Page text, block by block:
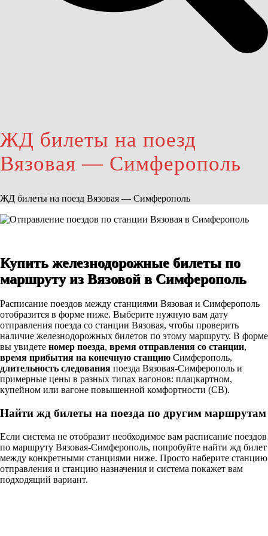
ЖД билеты на поезд
Вязовая — Симферополь
ЖД билеты на поезд Вязовая — Симферополь
Купить железнодорожные билеты по
маршруту из Вязовой в Симферополь
Расписание поездов между станциями Вязовая и Симферополь
отобразится в форме ниже. Выберите нужную вам дату
отправления поезда со станции Вязовая, чтобы проверить
наличие железнодорожных билетов по этому маршруту. В форме
вы увидете номер поезда, время отправления со станции,
время прибытия на конечную станцию Симферополь,
длительность следования поезда Вязовая-Симферополь и
примерные цены в разных типах вагонов: плацкартном,
купейном или вагоне повышенной комфортности (СВ).
Найти жд билеты на поезда по другим маршрутам
Если система не отобразит необходимое вам расписание поездов
по маршруту Вязовая-Симферополь, попробуйте найти жд билет
между конкретными станциями ниже. Просто наберите станцию
отправления и станцию назначения и система покажет вам
подходящий вариант.